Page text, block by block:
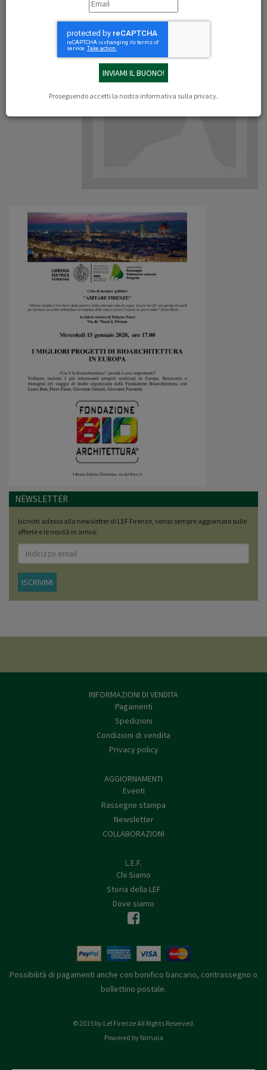
Proseguendo accetti la nostra informativa sulla privacy.
15-1-2020 ore 17:00
archivio Palazzo pucci 1 piano, via de pucci 4 Firenze
NEWSLETTER
Iscriviti adesso alla newsletter di LEF Firenze, verrai sempre aggiornato sulle
offerte e le novità in arrivo.
ISCRIVIMI
INFORMAZIONI DI VENDITA
Pagamenti
Spedizioni
Condizioni di vendita
Privacy policy
AGGIORNAMENTI
Eventi
Rassegne stampa
Newsletter
COLLABORAZIONI
L.E.F.
Chi Siamo
Storia della LEF
Dove siamo
Possibilità di pagamenti anche con bonifico bancario, contrassegno o
bollettino postale.
© 2015 by Lef Firenze All Rights Reserved.
Powered by Nimaia